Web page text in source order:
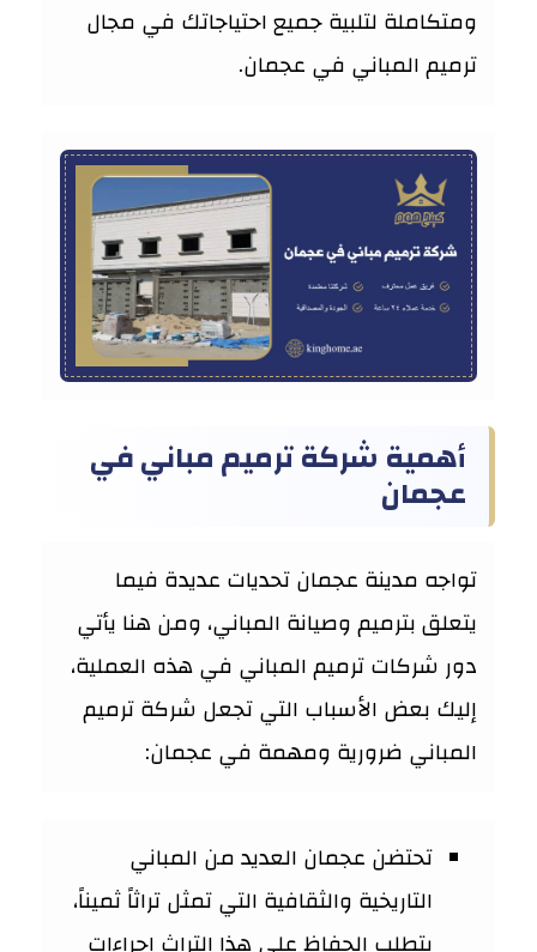
ومتكاملة لتلبية جميع احتياجاتك في مجال
ترميم المباني في عجمان.
أهمية شركة ترميم مباني في
عجمان
تواجه مدينة عجمان تحديات عديدة فيما
يتعلق بترميم وصيانة المباني، ومن هنا يأتي
دور شركات ترميم المباني في هذه العملية،
إليك بعض الأسباب التي تجعل شركة ترميم
المباني ضرورية ومهمة في عجمان:
تحتضن عجمان العديد من المباني
التاريخية والثقافية التي تمثل تراثاً ثميناً،